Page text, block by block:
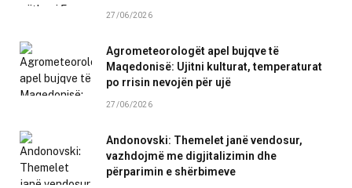
27/06/2026
Agrometeorologët apel bujqve të
Maqedonisë: Ujitni kulturat, temperaturat
po rrisin nevojën për ujë
27/06/2026
Andonovski: Themelet janë vendosur,
vazhdojmë me digjitalizimin dhe
përparimin e shërbimeve